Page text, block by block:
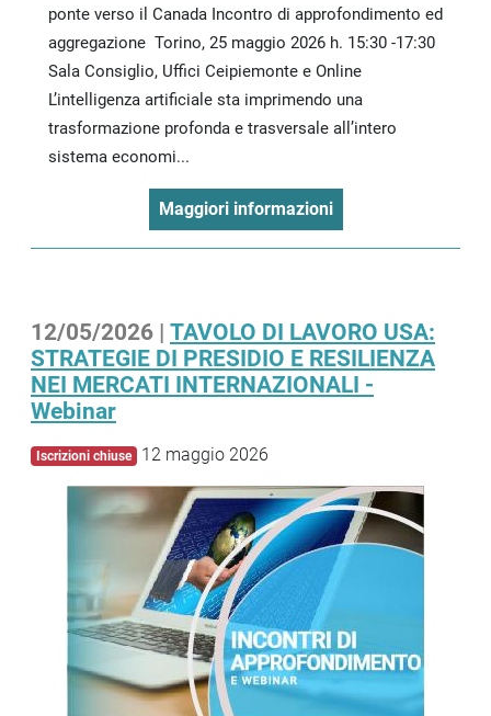
ponte verso il Canada Incontro di approfondimento ed
aggregazione Torino, 25 maggio 2026 h. 15:30 -17:30
Sala Consiglio, Uffici Ceipiemonte e Online
L’intelligenza artificiale sta imprimendo una
trasformazione profonda e trasversale all’intero
sistema economi...
Maggiori informazioni
12/05/2026 | TAVOLO DI LAVORO USA:
STRATEGIE DI PRESIDIO E RESILIENZA
NEI MERCATI INTERNAZIONALI -
Webinar
Iscrizioni chiuse 12 maggio 2026